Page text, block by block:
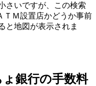
さいですが、この検索
ＴＭ設置店かどうか事前
と地図が表示されま
銀行の手数料